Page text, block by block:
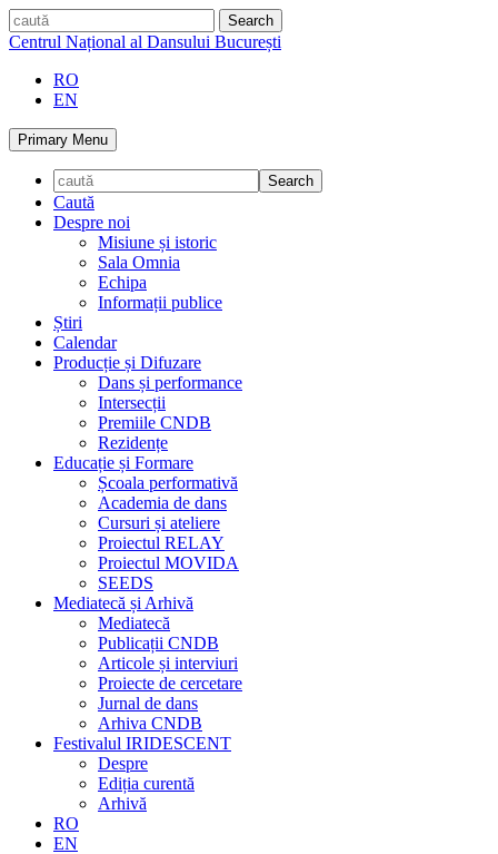
Skip
to
caută
Centrul Național al Dansului București
RO
EN
Primary Menu
Caută
Despre noi
Misiune și istoric
Sala Omnia
Echipa
Informații publice
Știri
Calendar
Producție și Difuzare
Dans și performance
Intersecții
Premiile CNDB
Rezidențe
Educație și Formare
Școala performativă
Academia de dans
Cursuri și ateliere
Proiectul RELAY
Proiectul MOVIDA
SEEDS
Mediatecă și Arhivă
Mediatecă
Publicații CNDB
Articole și interviuri
Proiecte de cercetare
Jurnal de dans
Arhiva CNDB
Festivalul IRIDESCENT
Despre
Ediția curentă
Arhivă
RO
EN